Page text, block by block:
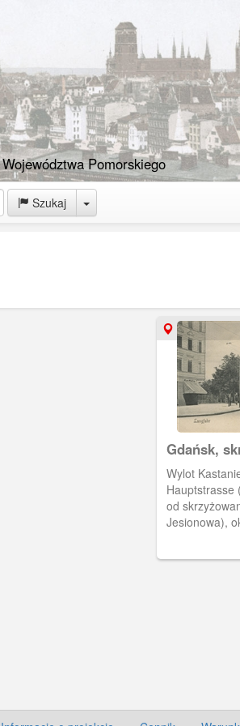
Pomorskiego
Szukaj Toggle Dropdown
Gdańsk,
Lendziona
Wylot
Hauptstrasse
od
Jesionowa),